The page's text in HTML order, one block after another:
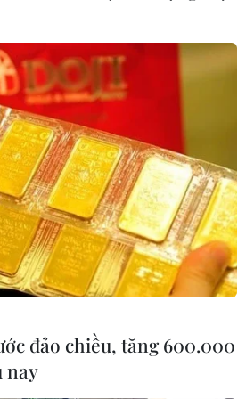
Thông điệp hòa bình
không thể thiếu trong đời sống
thành một trong những di sản
rỡ nhất của Ấn Độ, sánh ngang
đảo chiều, tăng 600.000
nay